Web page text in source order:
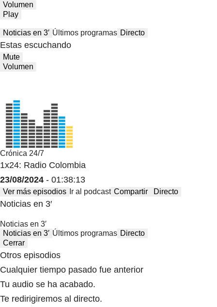
Volumen
Play
Noticias en 3′ Últimos programas Directo
Estas escuchando
Mute
Volumen
Crónica 24/7
1x24: Radio Colombia
23/08/2024 - 01:38:13
Ver más episodios Ir al podcast Compartir Directo
Noticias en 3′
Noticias en 3′
Noticias en 3′ Últimos programas Directo
Cerrar
Otros episodios
Cualquier tiempo pasado fue anterior
Tu audio se ha acabado.
Te redirigiremos al directo.